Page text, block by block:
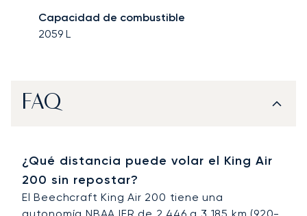
Capacidad de combustible
2059 L
FAQ
¿Qué distancia puede volar el King Air
200 sin repostar?
El Beechcraft King Air 200 tiene una